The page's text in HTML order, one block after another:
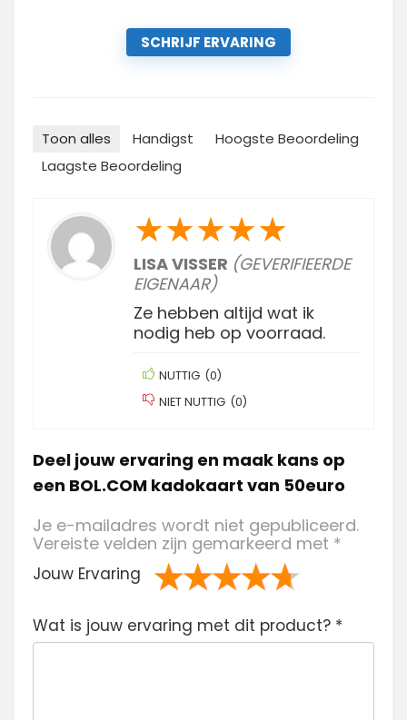
SCHRIJF ERVARING
Toon alles Handigst
Hoogste Beoordeling
Laagste Beoordeling
★★★★★
LISA VISSER (GEVERIFIEERDE
EIGENAAR)
Ze hebben altijd wat ik
nodig heb op voorraad.
NUTTIG (0)
NIET NUTTIG (0)
Deel jouw ervaring en maak kans op
een BOL.COM kadokaart van 50euro
Je e-mailadres wordt niet gepubliceerd.
Vereiste velden zijn gemarkeerd met *
Jouw Ervaring
va
n
de 5
sterren
sterren
sterren
sterren
Wat is jouw ervaring met dit product? *